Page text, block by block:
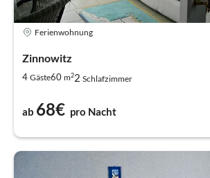
Ferienwohnung
Zinnowitz
4 Gäste60 m22 Schlafzimmer
ab 68€ pro Nacht